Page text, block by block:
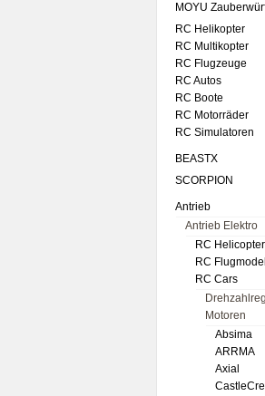
MOYU
RC Helikopter
RC Multikopter
RC Flugzeuge
RC Autos
RC Boote
RC Motorräder
RC Simulatoren
BEASTX
SCORPION
Antrieb
Antrieb Elektro
RC Helicopter
RC
RC Cars
Motoren
Absima
ARRMA
Axial